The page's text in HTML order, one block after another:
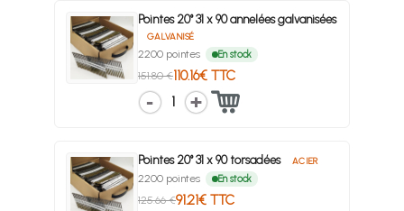
Pointes 20° 31 x 90 annelées galvanisées
GALVANISÉ
2200 pointes En stock
151.80 €110.16€ TTC
1
Pointes 20° 31 x 90 torsadées ACIER
2200 pointes En stock
125.66 €91.21€ TTC